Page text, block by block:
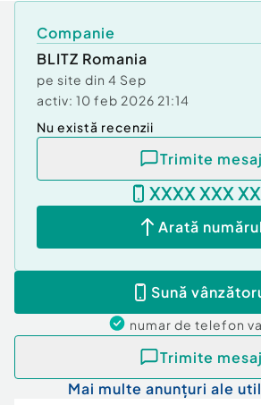
Comfort
Companie
BLITZ Romania
pe site din 4 Sep
activ: 10 feb 2026 21:14
Nu există recenzii
Trimite mesaj
XXXX XXX
Arată numărul
Sună
numar de telefon
Trimite mesaj
Mai multe anunțuri ale